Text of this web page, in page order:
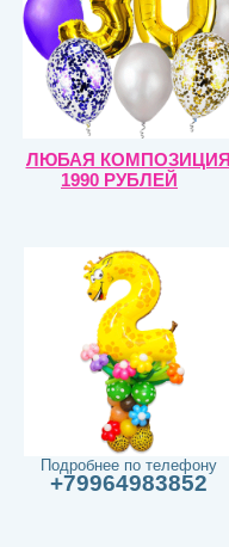
ЛЮБАЯ КОМПОЗИЦИЯ
1990 РУБЛЕЙ
Подробнее по телефону
+79964983852